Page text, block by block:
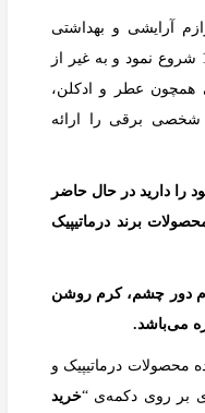
آرایشی و بهداشتی
است که فعالیت خود را از سال 1393 شروع نمود و به غیر از
همچون عطر و ادکلن،
شخصی برقی را ارائه
را دارید در حال حاضر
برند درماتیپیک
دور چشم، کرم روشن
می‌باشد.
محصولات درماتیپیک و
خرید